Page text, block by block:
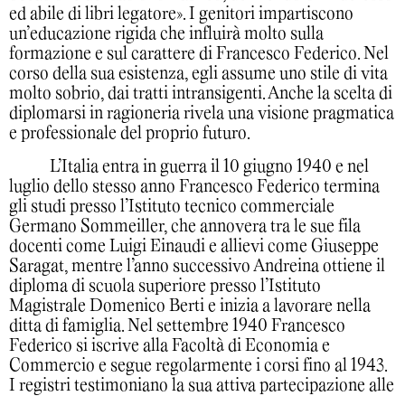
ed abile di libri legatore». I genitori impartiscono
un’educazione rigida che influirà molto sulla
formazione e sul carattere di Francesco Federico. Nel
corso della sua esistenza, egli assume uno stile di vita
molto sobrio, dai tratti intransigenti. Anche la scelta di
diplomarsi in ragioneria rivela una visione pragmatica
e professionale del proprio futuro.
L’Italia entra in guerra il 10 giugno 1940 e nel
luglio dello stesso anno Francesco Federico termina
gli studi presso l’Istituto tecnico commerciale
Germano Sommeiller, che annovera tra le sue fila
docenti come Luigi Einaudi e allievi come Giuseppe
Saragat, mentre l’anno successivo Andreina ottiene il
diploma di scuola superiore presso l’Istituto
Magistrale Domenico Berti e inizia a lavorare nella
ditta di famiglia. Nel settembre 1940 Francesco
Federico si iscrive alla Facoltà di Economia e
Commercio e segue regolarmente i corsi fino al 1943.
I registri testimoniano la sua attiva partecipazione alle